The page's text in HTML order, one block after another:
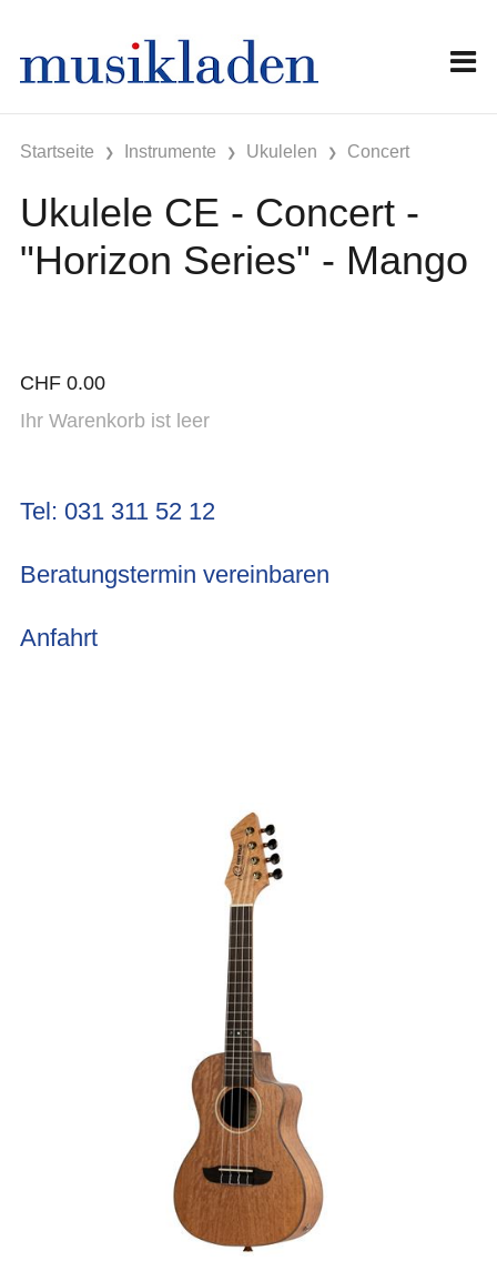
Startseite Instrumente Ukulelen Concert
Ukulele CE - Concert -
"Horizon Series" - Mango
CHF 0.00
Ihr Warenkorb ist leer
Tel: 031 311 52 12
Beratungstermin vereinbaren
Anfahrt